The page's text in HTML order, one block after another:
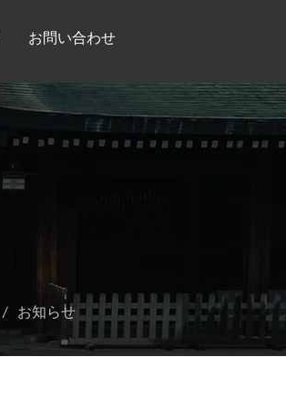
お問い合わせ
/ お知らせ